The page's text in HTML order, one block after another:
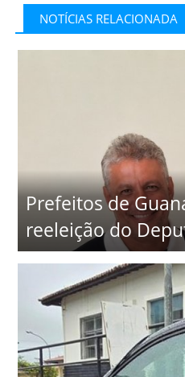
NOTÍCIAS RELACIONADA
Prefeitos de
reeleição do